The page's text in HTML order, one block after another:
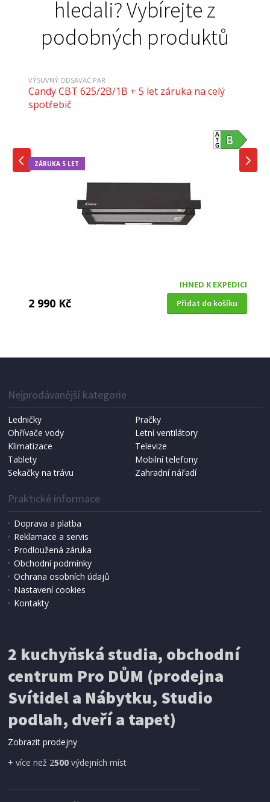
hledali? Vybírejte z
podobných produktů
VÝSUVNÝ ODSAVAČ PAR
Candy CBT 625/2B/1B + 5 let záruka na celý
spotřebič
ZÁRUKA 5 LET
IHNED K EXPEDICI
2 990 Kč Přidat do košíku
Candy CBT 625/2X + 5 let záruka na celý
ZÁRUKA 5 LET
2 990 Kč
Nejprodávanější kategorie
Ledničky
Pračky
Ohřívače vody
Letní ventilátory
Klimatizace
Televize
Tablety
Mobilní telefony
Sekačky na trávu
Zahradní nářadí
Praktické informace
Doprava a platba
Reklamace a servis
Prodloužená záruka
Obchodní podmínky
Ochrana osobních údajů
Nastavení cookies
Kontakty
2 kuchyňská studia, obchodní
centrum Pro DŮM (prodejna
Svítidel a Nábytku, Studio
podlah, dveří a tapet)
Zobrazit prodejny
+ více než 2500 výdejních míst